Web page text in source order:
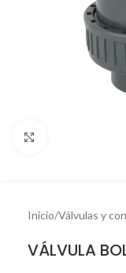
Inicio/Válvulas y
VÁLVULA